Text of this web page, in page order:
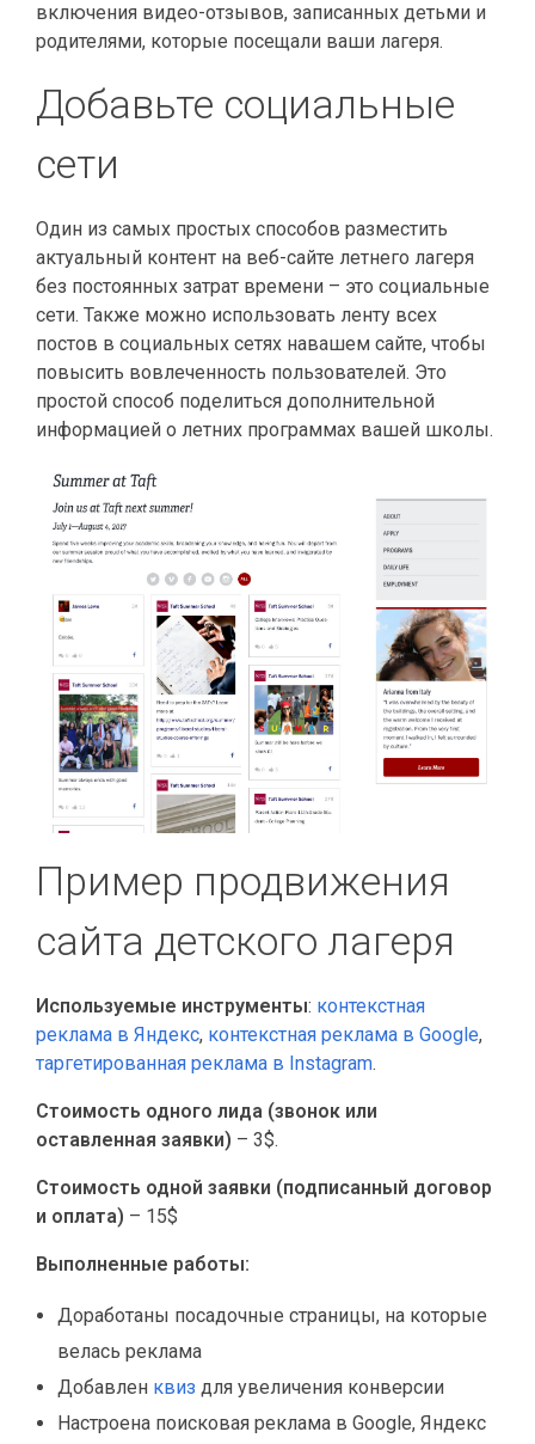
включения видео-отзывов, записанных детьми и
родителями, которые посещали ваши лагеря.
Добавьте социальные
сети
Один из самых простых способов разместить
актуальный контент на веб-сайте летнего лагеря
без постоянных затрат времени – это социальные
сети. Также можно использовать ленту всех
постов в социальных сетях навашем сайте, чтобы
повысить вовлеченность пользователей. Это
простой способ поделиться дополнительной
информацией о летних программах вашей школы.
Пример продвижения
сайта детского лагеря
Используемые инструменты: контекстная
реклама в Яндекс, контекстная реклама в Google,
таргетированная реклама в Instagram.
Стоимость одного лида (звонок или
оставленная заявки) – 3$.
Стоимость одной заявки (подписанный договор
и оплата) – 15$
Выполненные работы:
Доработаны посадочные страницы, на которые
велась реклама
Добавлен квиз для увеличения конверсии
Настроена поисковая реклама в Google, Яндекс